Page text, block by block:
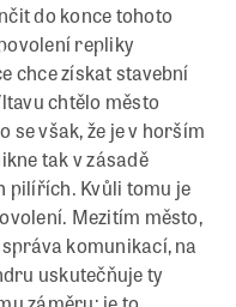
do konce tohoto
repliky
chce získat stavební
chtělo město
se však, že je v horším
tak v zásadě
pilířích. Kvůli tomu je
Mezitím město,
komunikací, na
uskutečňuje ty